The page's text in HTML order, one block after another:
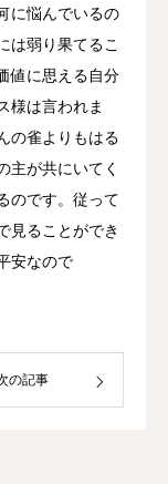
に悩んでいるの
は弱り果てるこ
値に思える自分
様は言われま
の雀よりもはる
主が共にいてく
のです。従って
見ることができ
安なので
の記事